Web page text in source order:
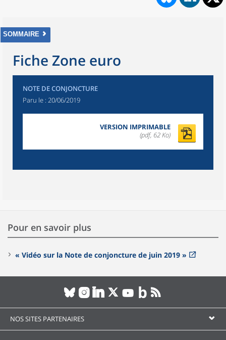
SOMMAIRE
Fiche Zone euro
NOTE DE CONJONCTURE
Paru le : 20/06/2019
VERSION IMPRIMABLE
(pdf, 62 Ko)
Pour en savoir plus
« Vidéo sur la Note de conjoncture de juin 2019 »
NOS SITES PARTENAIRES